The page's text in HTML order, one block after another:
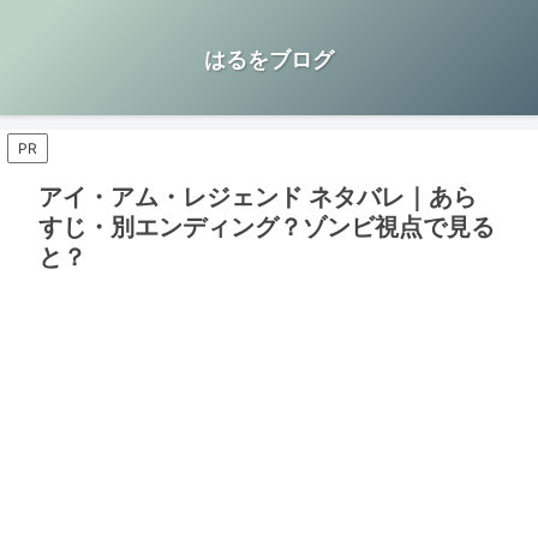
はるをブログ
PR
アイ・アム・レジェンド ネタバレ｜あら
すじ・別エンディング？ゾンビ視点で見る
と？